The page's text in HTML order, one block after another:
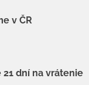
v ČR
21 dní na vrátenie